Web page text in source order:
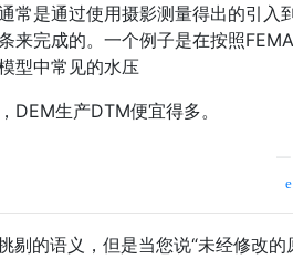
常是通过使用摄影测量得出的引入
来完成的。一个例子是在按照
型中常见的水压
DEM生产DTM便宜得多。
剔的语义，但是当您说“未经修改的